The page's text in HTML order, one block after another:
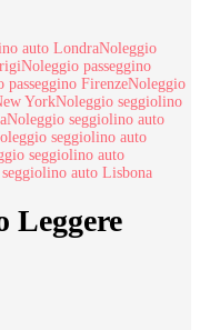
auto LondraNoleggio
Noleggio passeggino
passeggino FirenzeNoleggio
YorkNoleggio seggiolino
Noleggio seggiolino auto
seggiolino auto
seggiolino auto
auto Lisbona
Leggere